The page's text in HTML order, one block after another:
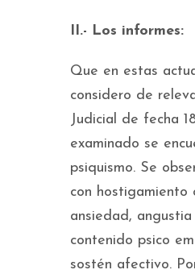
II.- Los informes:
Que en estas
considero de
Judicial de fecha
examinado se
psiquismo. Se
con hostigamiento
ansiedad,
contenido psico
sostén afectivo.